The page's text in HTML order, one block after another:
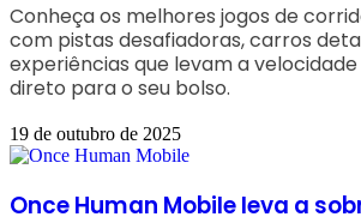
Conheça os melhores jogos de
com pistas desafiadoras, carros
experiências que levam a
direto para o seu bolso.
19 de outubro de 2025
Once Human Mobile leva a